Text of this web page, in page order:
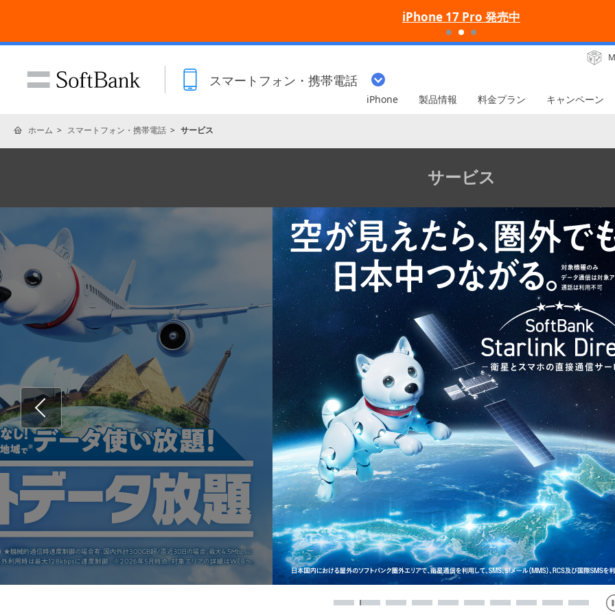
iPhone 17 Pro 発売中
スマートフォン・携帯電話
iPhone 製品情報 料金プラン キャンペーン
ホーム スマートフォン・携帯電話 サービス
サービス
Previous